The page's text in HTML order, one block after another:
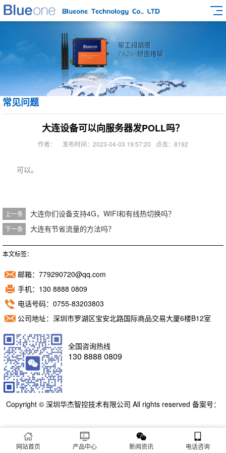
常见问题
大连设备可以向服务器发POLL吗？
作者： 发布时间：2023-04-03 19:57:20 点击：8192
可以。
上一条 大连你们设备支持4G，WIFI和有线热切换吗？
下一条 大连有节省流量的方法吗？
本文标签：
邮箱：779290720@qq.com
手机：130 8888 0809
电话号码：0755-83203803
公司地址：深圳市罗湖区宝安北路国际商品交易大厦6楼B12室
全国咨询热线
130 8888 0809
Copyright © 深圳华杰智控技术有限公司 All rights reserved 备案号：
网站首页 产品中心 新闻资讯 电话咨询